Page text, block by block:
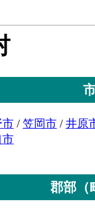
2,563[
1,860[
電力も含む
等[百万円
[百万円](2016)
によって新規
年末現在高[百
以上事業所に
製品製造業 の